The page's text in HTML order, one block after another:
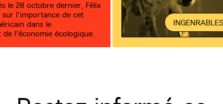
le 28 octobre dernier, Félix
sur l'importance de cet
dans le
de l'économie écologique.
INGENRABLES